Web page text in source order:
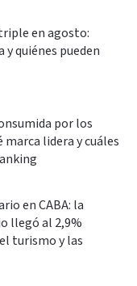
en agosto:
y quiénes pueden
por los
lidera y cuáles
en CABA: la
llegó al 2,9%
turismo y las